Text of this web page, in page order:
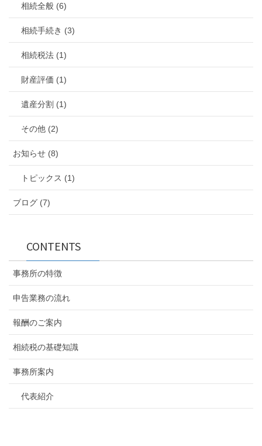
相続全般 (6)
相続手続き (3)
相続税法 (1)
財産評価 (1)
遺産分割 (1)
その他 (2)
お知らせ (8)
トピックス (1)
ブログ (7)
CONTENTS
事務所の特徴
申告業務の流れ
報酬のご案内
相続税の基礎知識
事務所案内
代表紹介